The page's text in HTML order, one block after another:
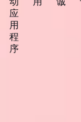
应
用
程
序